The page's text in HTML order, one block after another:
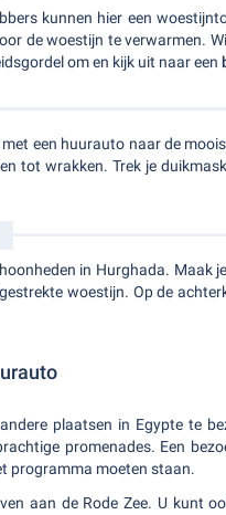
kunnen hier een
de woestijn te verwarmen.
om en kijk uit naar een
een huurauto naar de
tot wrakken. Trek je
in Hurghada. Maak
woestijn. Op de
plaatsen in Egypte te
promenades. Een
programma moeten staan.
aan de Rode Zee. U kunt